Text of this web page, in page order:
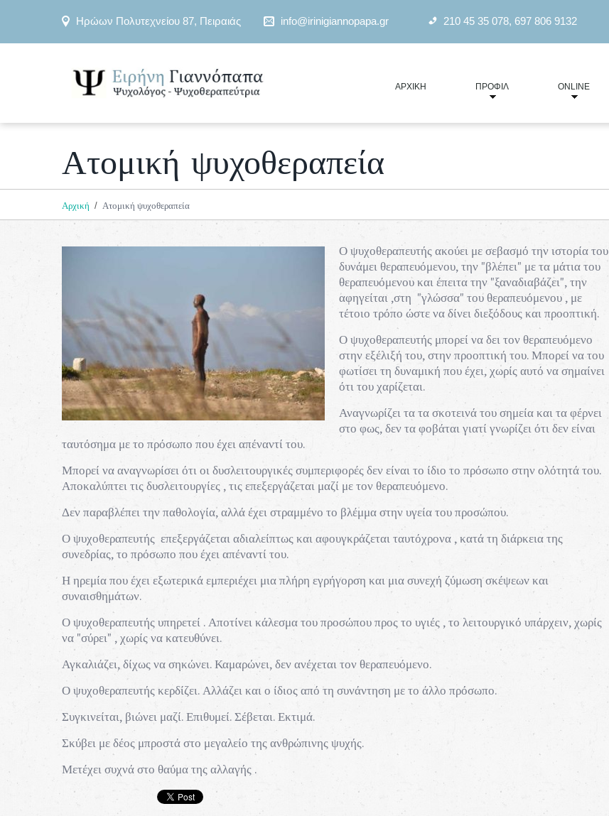
Ηρώων Πολυτεχνείου 87, Πειραιάς info@irinigiannopapa.gr 210 45 35 078, 697 806 9132
ΑΡΧΙΚΉ ΠΡΟΦΊΛ ONLINE
Ατομική ψυχοθεραπεία
Αρχική Ατομική ψυχοθεραπεία
Ο ψυχοθεραπευτής ακούει με σεβασμό την ιστορία του
δυνάμει θεραπευόμενου, την "βλέπει" με τα μάτια του
θεραπευόμενου και έπειτα την "ξαναδιαβάζει", την
αφηγείται ,στη "γλώσσα" του θεραπευόμενου , με
τέτοιο τρόπο ώστε να δίνει διεξόδους και προοπτική.
Ο ψυχοθεραπευτής μπορεί να δει τον θεραπευόμενο
στην εξέλιξή του, στην προοπτική του. Μπορεί να του
φωτίσει τη δυναμική που έχει, χωρίς αυτό να σημαίνει
ότι του χαρίζεται.
Αναγνωρίζει τα τα σκοτεινά του σημεία και τα φέρνει
στο φως, δεν τα φοβάται γιατί γνωρίζει ότι δεν είναι
ταυτόσημα με το πρόσωπο που έχει απέναντί του.
Μπορεί να αναγνωρίσει ότι οι δυσλειτουργικές συμπεριφορές δεν είναι το ίδιο το πρόσωπο στην ολότητά του.
Αποκαλύπτει τις δυσλειτουργίες , τις επεξεργάζεται μαζί με τον θεραπευόμενο.
Δεν παραβλέπει την παθολογία, αλλά έχει στραμμένο το βλέμμα στην υγεία του προσώπου.
Ο ψυχοθεραπευτής επεξεργάζεται αδιαλείπτως και αφουγκράζεται ταυτόχρονα , κατά τη διάρκεια της
συνεδρίας, το πρόσωπο που έχει απέναντί του.
Η ηρεμία που έχει εξωτερικά εμπεριέχει μια πλήρη εγρήγορση και μια συνεχή ζύμωση σκέψεων και
συναισθημάτων.
Ο ψυχοθεραπευτής υπηρετεί . Αποτίνει κάλεσμα του προσώπου προς το υγιές , το λειτουργικό υπάρχειν, χωρίς
να "σύρει" , χωρίς να κατευθύνει.
Αγκαλιάζει, δίχως να σηκώνει. Καμαρώνει, δεν ανέχεται τον θεραπευόμενο.
Ο ψυχοθεραπευτής κερδίζει. Αλλάζει και ο ίδιος από τη συνάντηση με το άλλο πρόσωπο.
Συγκινείται, βιώνει μαζί. Επιθυμεί. Σέβεται. Εκτιμά.
Σκύβει με δέος μπροστά στο μεγαλείο της ανθρώπινης ψυχής.
Μετέχει συχνά στο θαύμα της αλλαγής .
"Ταράσσει τους ανθρώπους ου τα πράγματα ,
αλλά τα περί των πραγμάτων δόγματα "
Επίκτητος